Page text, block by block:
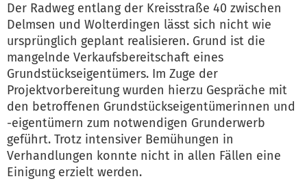
Der Radweg entlang der Kreisstraße 40 zwischen
Delmsen und Wolterdingen lässt sich nicht wie
ursprünglich geplant realisieren. Grund ist die
mangelnde Verkaufsbereitschaft eines
Grundstückseigentümers. Im Zuge der
Projektvorbereitung wurden hierzu Gespräche mit
den betroffenen Grundstückseigentümerinnen und
-eigentümern zum notwendigen Grunderwerb
geführt. Trotz intensiver Bemühungen in
Verhandlungen konnte nicht in allen Fällen eine
Einigung erzielt werden.